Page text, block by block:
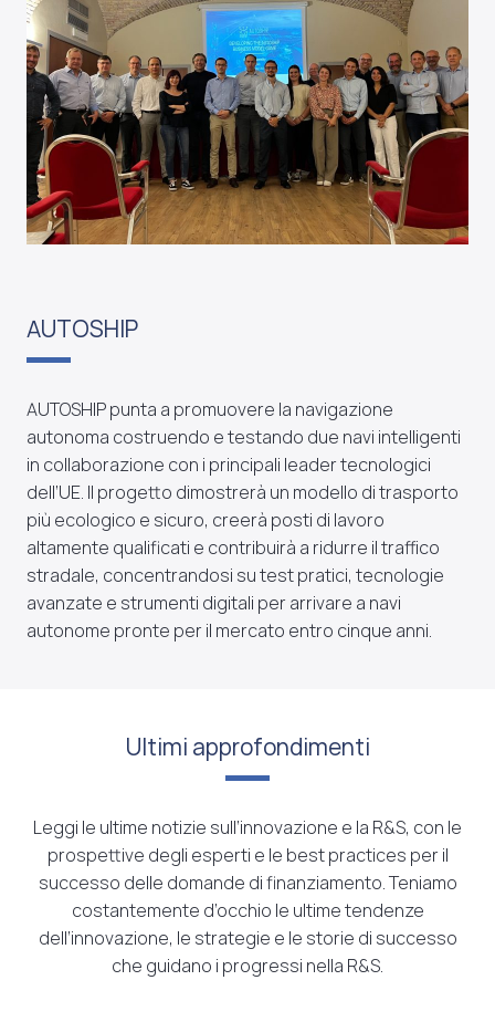
AUTOSHIP
AUTOSHIP punta a promuovere la navigazione
autonoma costruendo e testando due navi intelligenti
in collaborazione con i principali leader tecnologici
dell’UE. Il progetto dimostrerà un modello di trasporto
più ecologico e sicuro, creerà posti di lavoro
altamente qualificati e contribuirà a ridurre il traffico
stradale, concentrandosi su test pratici, tecnologie
avanzate e strumenti digitali per arrivare a navi
autonome pronte per il mercato entro cinque anni.
Ultimi approfondimenti
Leggi le ultime notizie sull’innovazione e la R&S, con le
prospettive degli esperti e le best practices per il
successo delle domande di finanziamento. Teniamo
costantemente d’occhio le ultime tendenze
dell’innovazione, le strategie e le storie di successo
che guidano i progressi nella R&S.